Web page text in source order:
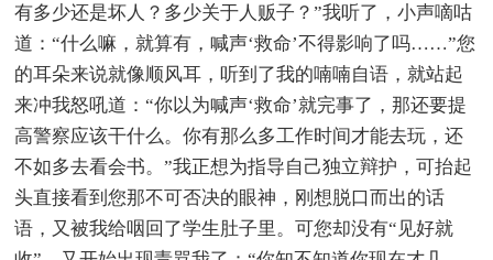
有多少还是坏人？多少关于人贩子？”我听了，小声嘀咕
道：“什么嘛，就算有，喊声‘救命’不得影响了吗……”您
的耳朵来说就像顺风耳，听到了我的喃喃自语，就站起
来冲我怒吼道：“你以为喊声‘救命’就完事了，那还要提
高警察应该干什么。你有那么多工作时间才能去玩，还
不如多去看会书。”我正想为指导自己独立辩护，可抬起
头直接看到您那不可否决的眼神，刚想脱口而出的话
语，又被我给咽回了学生肚子里。可您却没有“见好就